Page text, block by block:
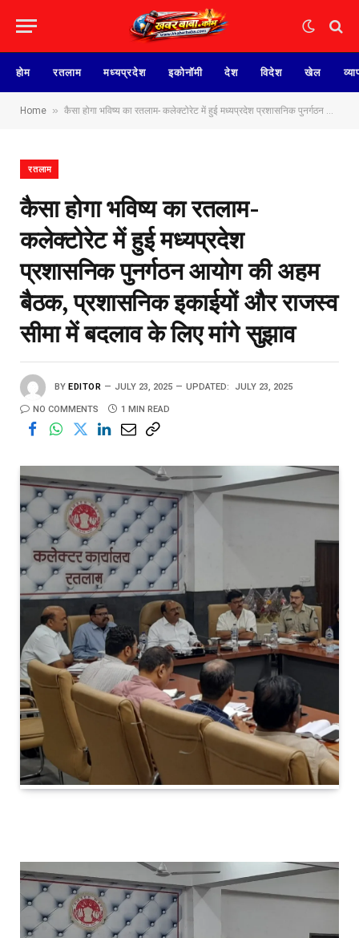
होम रतलाम मध्यप्रदेश इकोनॉमी देश विदेश खेल
Home » कैसा होगा भविष्य का रतलाम- कलेक्टोरेट में हुई मध्यप्रदेश प्रशासनिक पुनर्गठन आयोग की अहम बैठक, प्रशासनिक इकाईयों और राजस्व सीमा में बदलाव के लिए मांगे सुझाव
रतलाम
कैसा होगा भविष्य का रतलाम-
कलेक्टोरेट में हुई मध्यप्रदेश
प्रशासनिक पुनर्गठन आयोग की अहम
बैठक, प्रशासनिक इकाईयों और राजस्व
सीमा में बदलाव के लिए मांगे सुझाव
BY EDITOR JULY 23, 2025 UPDATED: JULY 23, 2025
NO COMMENTS 1 MIN READ